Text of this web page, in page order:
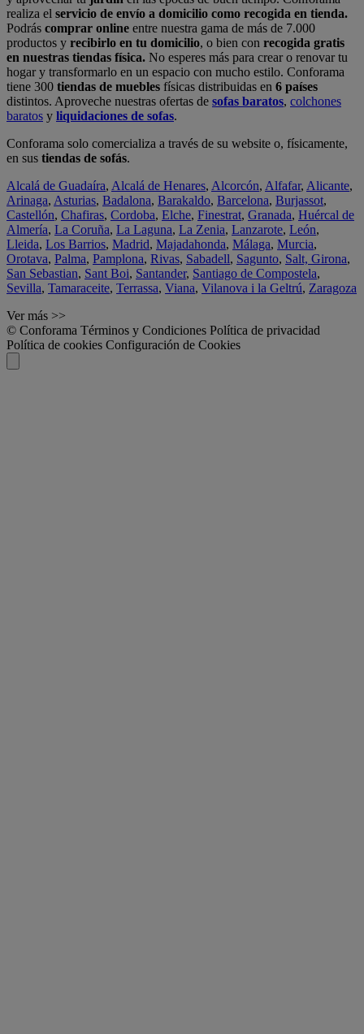
realiza el servicio de envío a domicilio como recogida en tienda.
Podrás comprar online entre nuestra gama de más de 7.000
productos y recibirlo en tu domicilio, o bien con recogida gratis
en nuestras tiendas física. No esperes más para crear o renovar tu
hogar y transformarlo en un espacio con mucho estilo. Conforama
tiene 300 tiendas de muebles físicas distribuidas en 6 países
distintos. Aproveche nuestras ofertas de sofas baratos, colchones
baratos y liquidaciones de sofas.
Conforama solo comercializa a través de su website o, físicamente,
en sus tiendas de sofás.
Alcalá de Guadaíra, Alcalá de Henares, Alcorcón, Alfafar, Alicante,
Arinaga, Asturias, Badalona, Barakaldo, Barcelona, Burjassot,
Castellón, Chafiras, Cordoba, Elche, Finestrat, Granada, Huércal de
Almería, La Coruña, La Laguna, La Zenia, Lanzarote, León,
Lleida, Los Barrios, Madrid, Majadahonda, Málaga, Murcia,
Orotava, Palma, Pamplona, Rivas, Sabadell, Sagunto, Salt, Girona,
San Sebastian, Sant Boi, Santander, Santiago de Compostela,
Sevilla, Tamaraceite, Terrassa, Viana, Vilanova i la Geltrú, Zaragoza
Ver más >>
© Conforama Términos y Condiciones Política de privacidad
Política de cookies Configuración de Cookies